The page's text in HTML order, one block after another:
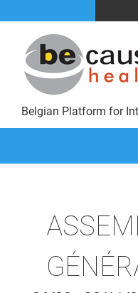
Belgian Platform for